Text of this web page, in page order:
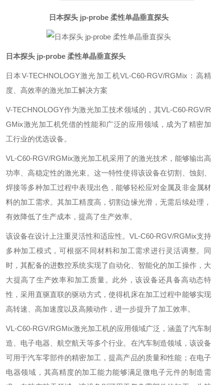
日本探头 jp-probe 柔性单晶垂直探头
日本探头 jp-probe 柔性单晶垂直探头
日本V-TECHNOLOGY激光加工机VL-C60-RGV/RGMix：高精
度、高效率的激光加工解决方案‌
V-TECHNOLOGY作为激光加工技术领域的，其VL-C60-RGV/R
GMix激光加工机凭借的性能和广泛的应用领域，成为了精密加
工行业的优选设备。
VL-C60-RGV/RGMix激光加工机采用了的激光技术，能够输出高
功率、高稳定性的激光束。这一特性使得该设备在切割、蚀刻、
焊接等多种加工过程中表现出色，能够轻松应对金属及非金属材
料的加工需求。其加工精度高，切割边缘光滑，无需后续处理，
有效降低了生产成本，提高了生产效率。
该设备在设计上注重灵活性和适应性。VL-C60-RGV/RGMix支持
多种加工模式，可根据不同材料和加工需求进行灵活调整。同
时，其配备的进数控系统实现了自动化、智能化的加工操作，大
大提高了生产效率和加工质量。此外，该设备还具备高动态特
性，采用直驱直联的驱动方式，使得机床在加工过程中能够实现
高转速、高加速度以及高频动作，进一步提升了加工效率。
VL-C60-RGV/RGMix激光加工机的应用领域广泛，涵盖了汽车制
造、电子电器、航空航天等多个行业。在汽车制造领域，该设备
可用于汽车零部件的精密加工，提高产品的质量和性能；在电子
电器领域，其高精度的加工能力能够满足微电子元件的制造需